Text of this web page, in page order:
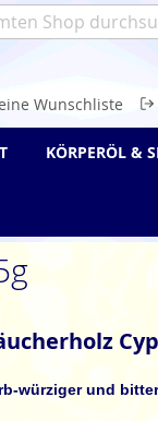
Wunschliste
würziger und
KÖRPERÖL &